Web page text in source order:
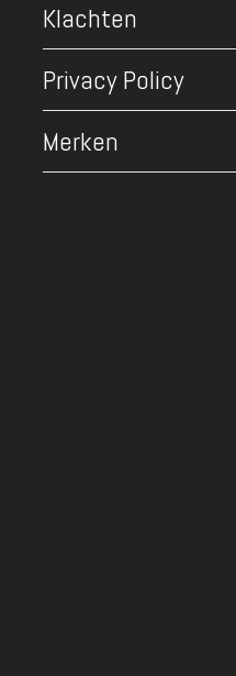
Klachten
Privacy Policy
Merken